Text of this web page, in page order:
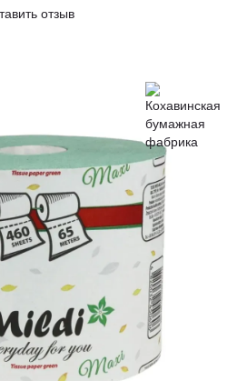
отзыв